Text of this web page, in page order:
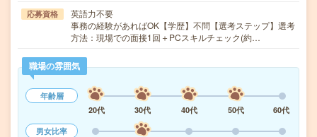
応募資格
英語力不要
事務の経験があればOK【学歴】不問【選考ステップ】選考
方法：現場での面接1回＋PCスキルチェック(約…
職場の雰囲気
年齢層
20代
30代 40代 50代
60代
男女比率